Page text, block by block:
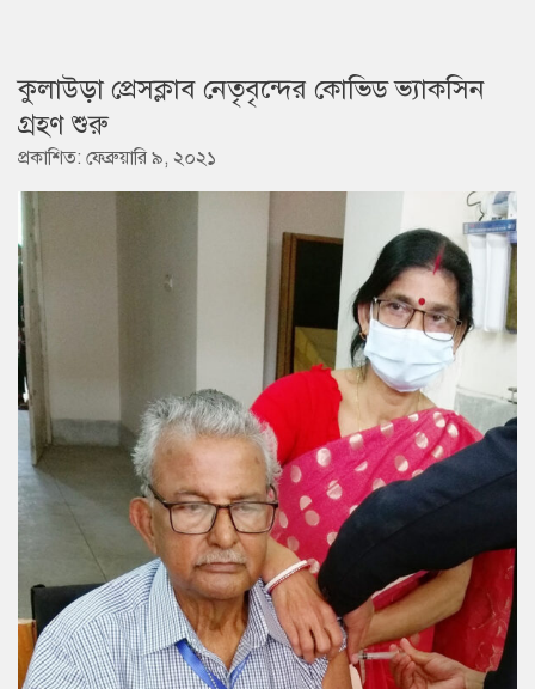
কুলাউড়া প্রেসক্লাব নেতৃবৃন্দের কোভিড ভ্যাকসিন
গ্রহণ শুরু
প্রকাশিত: ফেব্রুয়ারি ৯, ২০২১